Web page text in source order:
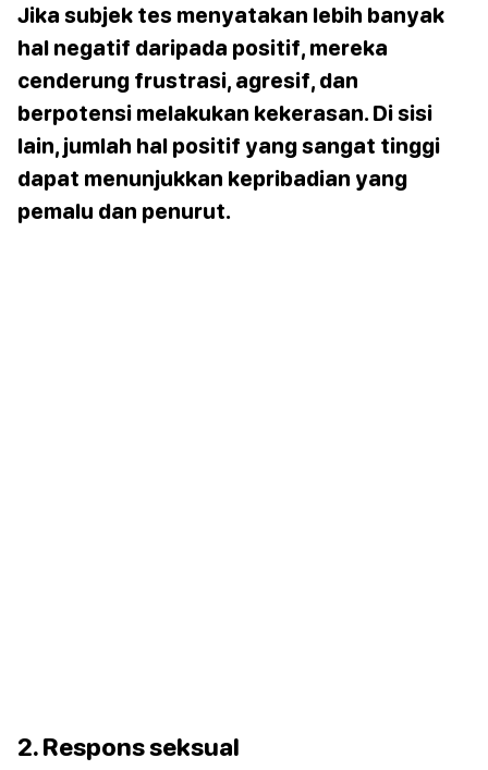
Jika subjek tes menyatakan lebih banyak
hal negatif daripada positif, mereka
cenderung frustrasi, agresif, dan
berpotensi melakukan kekerasan. Di sisi
lain, jumlah hal positif yang sangat tinggi
dapat menunjukkan kepribadian yang
pemalu dan penurut.
2. Respons seksual